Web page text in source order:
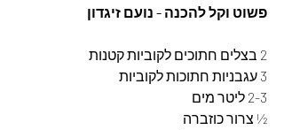
פשוט וקל להכנה - נועם זיגדון
2 בצלים חתוכים לקוביות קטנות
3 עגבניות חתוכות לקוביות
2-3 ליטר מים
½ צרור כוזברה